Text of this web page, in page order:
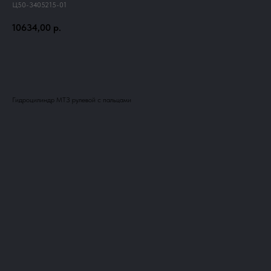
Ц50-3405215-01
10634,00 р.
Гидроцилиндр МТЗ рулевой с пальцами